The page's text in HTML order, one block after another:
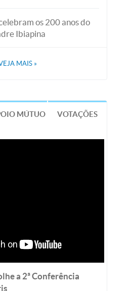
os 200 anos do
Ibiapina
MAIS »
MÚTUO VOTAÇÕES
a 2ª Conferência